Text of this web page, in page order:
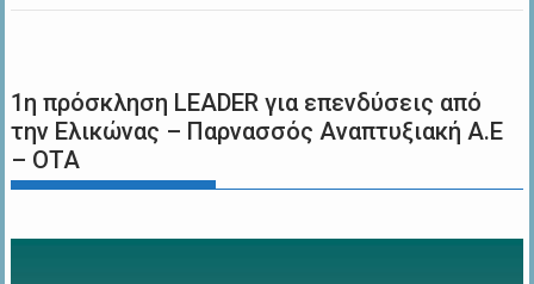
1η πρόσκληση LEADER για επενδύσεις από
την Ελικώνας – Παρνασσός Αναπτυξιακή Α.Ε
– ΟΤΑ